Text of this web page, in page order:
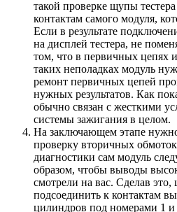
такой проверке щупы
контактам самого модуля,
Если в результате
на дисплей тестера, не
том, что в первичных цепях
таких неполадках модуль
ремонт первичных цепей
нужных результатов. Как
обычно связан с жесткими
системы зажигания в целом.
На заключающем этапе
проверку вторичных
диагностики сам модуль
образом, чтобы выводы
смотрели на вас. Сделав
подсоединить к контактам
цилиндров под номерами 1 и